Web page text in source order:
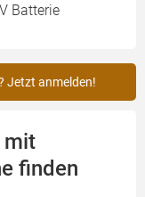
Batterie
Jetzt anmelden!
mit
finden